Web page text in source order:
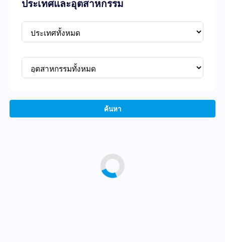
ประเทศและอุตสาหกรรม
ค้นหา